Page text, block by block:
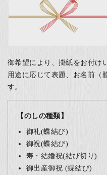
御希望により、掛紙をお付け
用途に応じて表題、お名前（
す。
【のしの種類】
御礼(蝶結び)
御祝(蝶結び)
寿・結婚祝(結び切り)
御出産御祝 (蝶結び)